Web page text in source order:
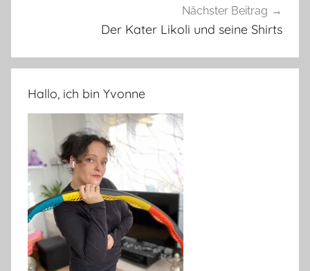
Nächster Beitrag
Der Kater Likoli und seine Shirts
Hallo, ich bin Yvonne